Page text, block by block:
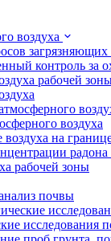
воздуха
контроль за
рабочей
воздуха
воздуха на
рабочей зоны
почвы
исследования